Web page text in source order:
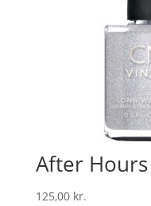
After
125,00 kr.